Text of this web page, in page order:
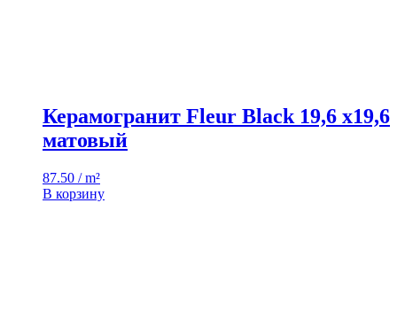
Керамогранит Fleur Black 19,6 x19,6
матовый
87.50 / m²
В корзину